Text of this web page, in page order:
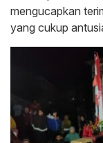
mengucapkan
yang cukup